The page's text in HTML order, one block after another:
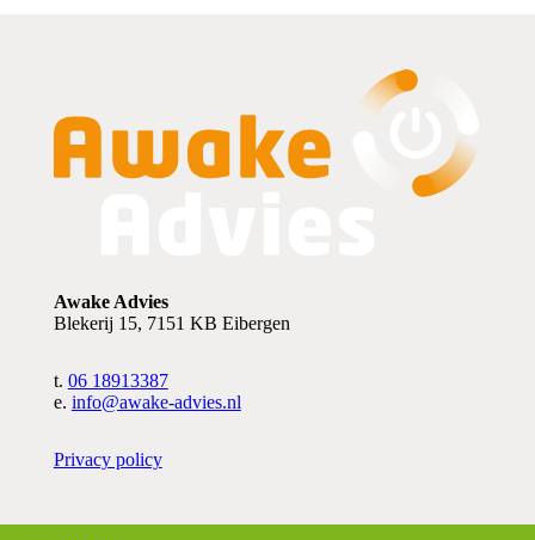
Awake Advies
Blekerij 15, 7151 KB Eibergen
t. 06 18913387
e. info@awake-advies.nl
Privacy policy